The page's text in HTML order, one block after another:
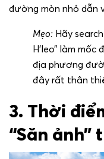
đường mòn nhỏ dẫn
Mẹo: Hãy
H’leo” làm
địa phương
đây rất thân
3. Thời
“Săn ảnh”